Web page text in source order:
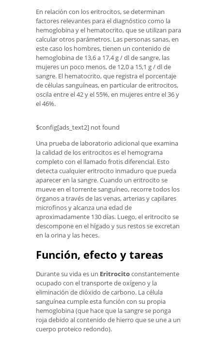
En relación con los eritrocitos, se determinan
factores relevantes para el diagnóstico como la
hemoglobina y el hematocrito, que se utilizan para
calcular otros parámetros. Las personas sanas, en
este caso los hombres, tienen un contenido de
hemoglobina de 13,6 a 17,4 g / dl de sangre, las
mujeres un poco menos, de 12,0 a 15,1 g / dl de
sangre. El hematocrito, que registra el porcentaje
de células sanguíneas, en particular de eritrocitos,
oscila entre el 42 y el 55%, en mujeres entre el 36 y
el 46%.
$config[ads_text2] not found
Una prueba de laboratorio adicional que examina
la calidad de los eritrocitos es el hemograma
completo con el llamado frotis diferencial. Esto
detecta cualquier eritrocito inmaduro que pueda
aparecer en la sangre. Cuando un eritrocito se
mueve en el torrente sanguíneo, recorre todos los
órganos a través de las venas, arterias y capilares
microfinos y alcanza una edad de
aproximadamente 130 días. Luego, el eritrocito se
descompone en el hígado y sus restos se excretan
en la orina y las heces.
Función, efecto y tareas
Durante su vida es un Eritrocitoconstantemente
ocupado con el transporte de oxígeno y la
eliminación de dióxido de carbono. La célula
sanguínea cumple esta función con su propia
hemoglobina (que hace que la sangre se ponga
roja debido al contenido de hierro que se une a un
cuerpo proteico redondo).